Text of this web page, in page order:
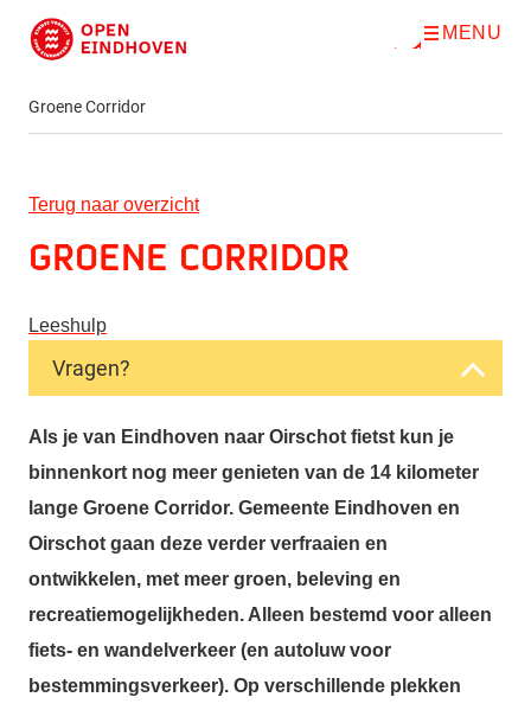
Direct naar de inhoud
O
MENU
Groene Corridor
Terug naar overzicht
Groene Corridor
Leeshulp
Vragen?
Als je van Eindhoven naar Oirschot fietst kun je
binnenkort nog meer genieten van de 14 kilometer
lange Groene Corridor. Gemeente Eindhoven en
Oirschot gaan deze verder verfraaien en
ontwikkelen, met meer groen, beleving en
recreatiemogelijkheden. Alleen bestemd voor alleen
fiets- en wandelverkeer (en autoluw voor
bestemmingsverkeer). Op verschillende plekken